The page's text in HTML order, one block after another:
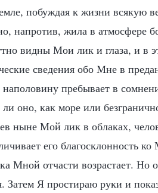
побуждая к жизни всякую
напротив, жила в атмосфере
видны Мои лик и глаза, и в
сведения обо Мне в
пребывает в
оно, как море или
ныне Мой лик в облаках,
его благосклонность
Мной отчасти возрастает. Но
Затем Я простираю руки и